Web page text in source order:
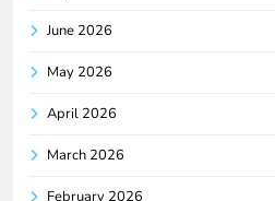
June 2026
May 2026
April 2026
March 2026
February 2026